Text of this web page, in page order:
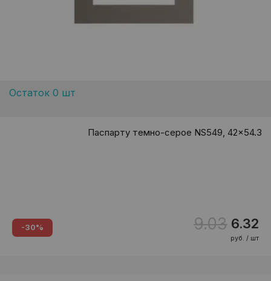
Остаток 0 шт
Паспарту темно-серое NS549, 42x54.3
-30% 9.03 6.32
руб. / шт